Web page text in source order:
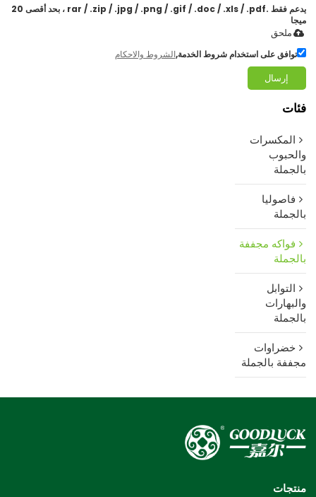
يدعم فقط .rar / .zip / .jpg / .png / .gif / .doc / .xls / .pdf ، بحد أقصى 20
ميجا
ملحق
توافق على استخدام شروط الخدمة,الشروط والاحكام
إرسال
فئات
المكسرات
والحبوب
بالجملة
فاصوليا
بالجملة
فواكه مجففة
بالجملة
التوابل
والبهارات
بالجملة
خضراوات
مجففة بالجملة
منتجات